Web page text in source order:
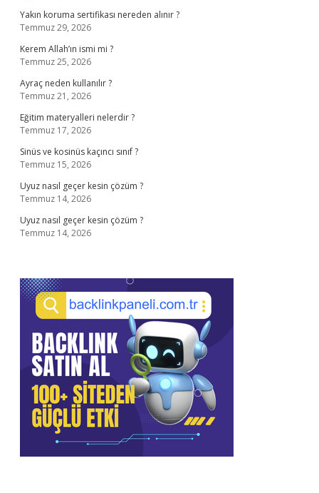
Yakın koruma sertifikası nereden alınır ?
Temmuz 29, 2026
Kerem Allah’ın ismi mi ?
Temmuz 25, 2026
Ayraç neden kullanılır ?
Temmuz 21, 2026
Eğitim materyalleri nelerdir ?
Temmuz 17, 2026
Sinüs ve kosinüs kaçıncı sınıf ?
Temmuz 15, 2026
Uyuz nasıl geçer kesin çözüm ?
Temmuz 14, 2026
Uyuz nasıl geçer kesin çözüm ?
Temmuz 14, 2026